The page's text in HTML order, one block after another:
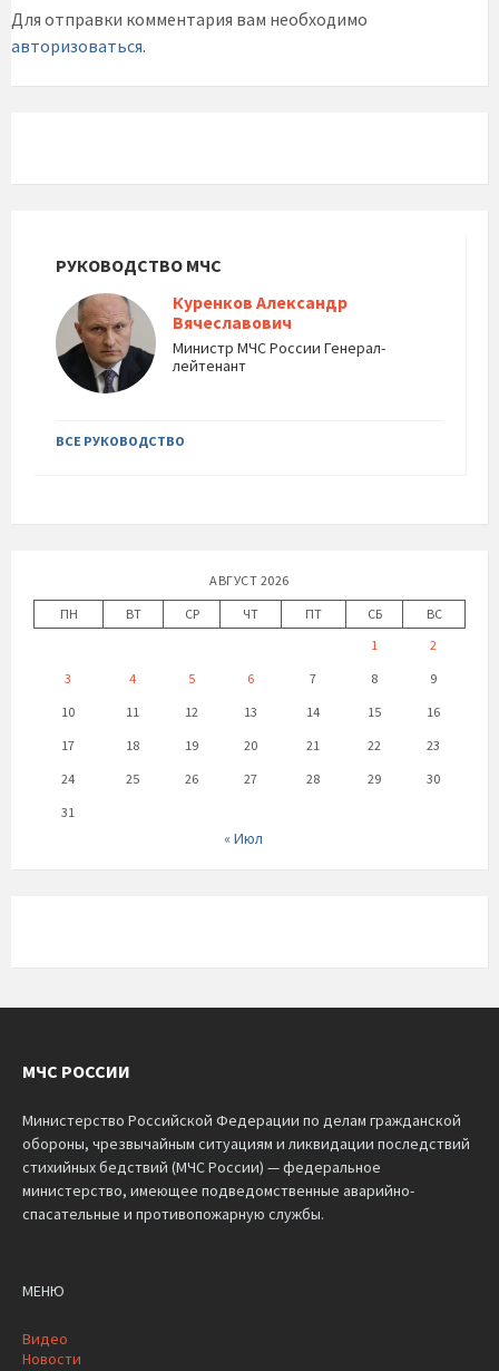
Для отправки комментария вам необходимо
авторизоваться.
РУКОВОДСТВО МЧС
Куренков Александр
Вячеславович
Министр МЧС России Генерал-
лейтенант
ВСЕ РУКОВОДСТВО
АВГУСТ 2026
ПН
ВТ СР ЧТ ПТ СБ
ВС
1
2
3
4 5 6 7 8
9
10
11 12 13 14 15
16
17
18 19 20 21 22
23
24
25 26 27 28 29
30
31
« Июл
МЧС РОССИИ
Министерство Российской Федерации по делам гражданской
обороны, чрезвычайным ситуациям и ликвидации последствий
стихийных бедствий (МЧС России) — федеральное
министерство, имеющее подведомственные аварийно-
спасательные и противопожарную службы.
МЕНЮ
Видео
Новости